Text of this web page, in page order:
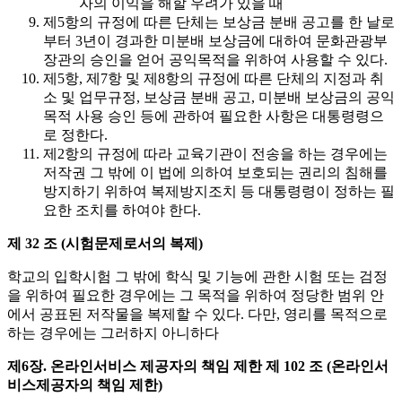
자의 이익을 해할 우려가 있을 때
제5항의 규정에 따른 단체는 보상금 분배 공고를 한 날로
부터 3년이 경과한 미분배 보상금에 대하여 문화관광부
장관의 승인을 얻어 공익목적을 위하여 사용할 수 있다.
제5항, 제7항 및 제8항의 규정에 따른 단체의 지정과 취
소 및 업무규정, 보상금 분배 공고, 미분배 보상금의 공익
목적 사용 승인 등에 관하여 필요한 사항은 대통령령으
로 정한다.
제2항의 규정에 따라 교육기관이 전송을 하는 경우에는
저작권 그 밖에 이 법에 의하여 보호되는 권리의 침해를
방지하기 위하여 복제방지조치 등 대통령령이 정하는 필
요한 조치를 하여야 한다.
제 32 조 (시험문제로서의 복제)
학교의 입학시험 그 밖에 학식 및 기능에 관한 시험 또는 검정
을 위하여 필요한 경우에는 그 목적을 위하여 정당한 범위 안
에서 공표된 저작물을 복제할 수 있다. 다만, 영리를 목적으로
하는 경우에는 그러하지 아니하다
제6장. 온라인서비스 제공자의 책임 제한 제 102 조 (온라인서
비스제공자의 책임 제한)